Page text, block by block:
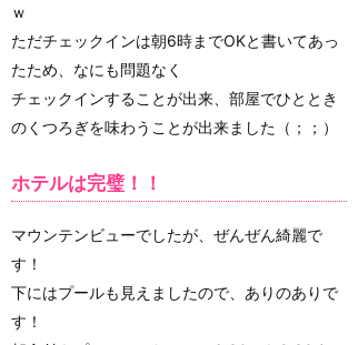
ｗ
ただチェックインは朝6時までOKと書いてあっ
たため、なにも問題なく
チェックインすることが出来、部屋でひととき
のくつろぎを味わうことが出来ました（；；）
ホテルは完璧！！
マウンテンビューでしたが、ぜんぜん綺麗で
す！
下にはプールも見えましたので、ありのありで
す！